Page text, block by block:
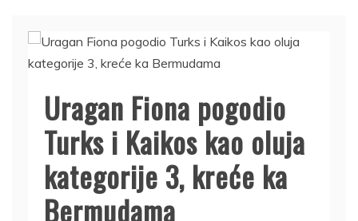
Uragan Fiona pogodio
Turks i Kaikos kao oluja
kategorije 3, kreće ka
Bermudama